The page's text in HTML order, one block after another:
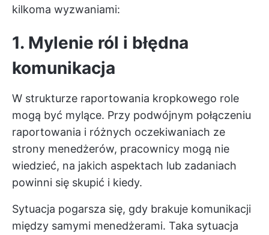
kilkoma wyzwaniami:
1. Mylenie ról i błędna
komunikacja
W strukturze raportowania kropkowego role
mogą być mylące. Przy podwójnym połączeniu
raportowania i różnych oczekiwaniach ze
strony menedżerów, pracownicy mogą nie
wiedzieć, na jakich aspektach lub zadaniach
powinni się skupić i kiedy.
Sytuacja pogarsza się, gdy brakuje komunikacji
między samymi menedżerami. Taka sytuacja